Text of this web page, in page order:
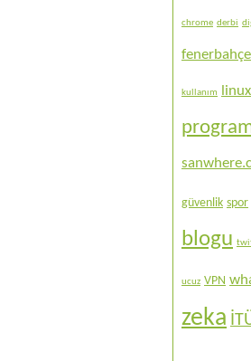
chrome derbi
fenerbahçe
kullanım linux
güvenlik spor
blogu
ucuz VPN
zeka